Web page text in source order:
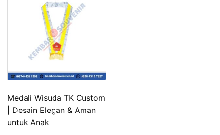
Medali Wisuda TK Custom
| Desain Elegan & Aman
untuk Anak